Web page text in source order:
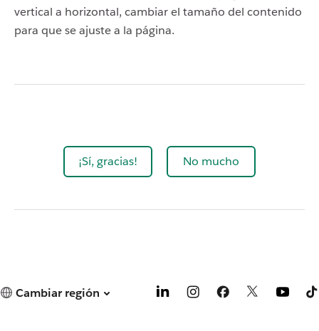
vertical a horizontal, cambiar el tamaño del contenido
para que se ajuste a la página.
¡Sí, gracias! No mucho
Cambiar región